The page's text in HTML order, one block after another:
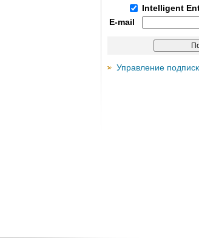
Intelligent
E-mail
Управление